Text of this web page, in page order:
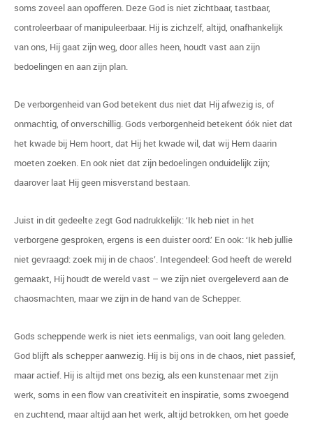
soms zoveel aan opofferen. Deze God is niet zichtbaar, tastbaar,
controleerbaar of manipuleerbaar. Hij is zichzelf, altijd, onafhankelijk
van ons, Hij gaat zijn weg, door alles heen, houdt vast aan zijn
bedoelingen en aan zijn plan.
De verborgenheid van God betekent dus niet dat Hij afwezig is, of
onmachtig, of onverschillig. Gods verborgenheid betekent óók niet dat
het kwade bij Hem hoort, dat Hij het kwade wil, dat wij Hem daarin
moeten zoeken. En ook niet dat zijn bedoelingen onduidelijk zijn;
daarover laat Hij geen misverstand bestaan.
Juist in dit gedeelte zegt God nadrukkelijk: ‘Ik heb niet in het
verborgene gesproken, ergens is een duister oord.’ En ook: ‘Ik heb jullie
niet gevraagd: zoek mij in de chaos’. Integendeel: God heeft de wereld
gemaakt, Hij houdt de wereld vast – we zijn niet overgeleverd aan de
chaosmachten, maar we zijn in de hand van de Schepper.
Gods scheppende werk is niet iets eenmaligs, van ooit lang geleden.
God blijft als schepper aanwezig. Hij is bij ons in de chaos, niet passief,
maar actief. Hij is altijd met ons bezig, als een kunstenaar met zijn
werk, soms in een flow van creativiteit en inspiratie, soms zwoegend
en zuchtend, maar altijd aan het werk, altijd betrokken, om het goede